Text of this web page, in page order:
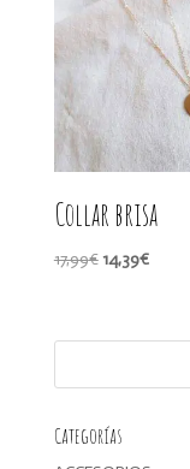
17,99€.
14,39€.
Collar brisa
17,99€El
era:
14,39€El
es:
Categorías